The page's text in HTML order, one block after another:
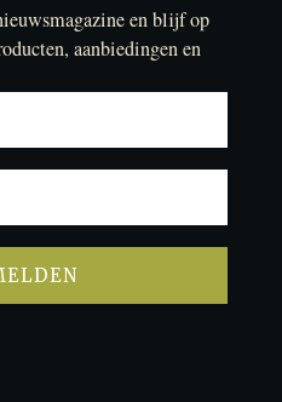
en blijf op
aanbiedingen en